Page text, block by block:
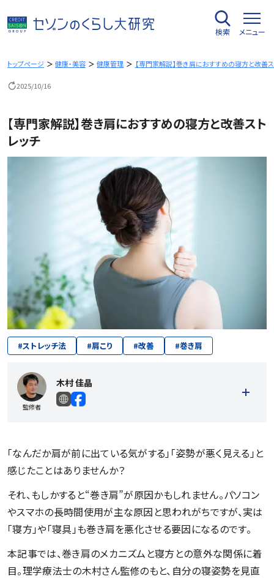
容
を
キ
検索 メニュー
トップページ 健康・美容 健康管理 【専門家解説】巻き肩におすすめの寝方と改善ス
2025/10/16
【専門家解説】巻き肩におすすめの寝方と改善スト
レッチ
#ストレッチ法 #肩こり #改善 #巻き肩
監修者
木村 佳晶
「なんだか肩が前に出ている気がする」「姿勢が悪く見える」と
感じたことはありませんか？
それ、もしかすると“巻き肩”が原因かもしれません。パソコン
やスマホの長時間使用が主な原因と思われがちですが、実は
「寝方」や「寝具」も巻き肩を悪化させる要因になるのです。
本記事では、巻き肩のメカニズムと寝方との意外な関係に着
目。理学療法士の木村さん監修のもと、自分の寝姿勢を見直